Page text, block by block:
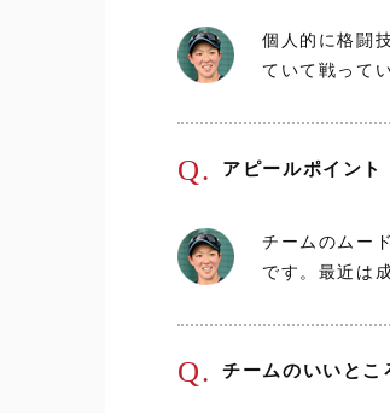
個人的に格闘
ていて戦って
Q. アピールポイント
チームのムー
です。最近は
Q. チームのいいとこ